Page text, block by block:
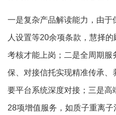
一是复杂产品解读能力，由
人设置等20余项条款，慧择
考核才能上岗；二是全周期服
保、对接信托实现精准传承
要平台系统深度对接；三是
28项增值服务，如质子重离子